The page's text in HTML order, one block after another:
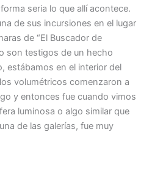
seria lo que allí acontece.
de sus incursiones en el lugar
de “El Buscador de
son testigos de un hecho
estábamos en el interior del
volumétricos comenzaron a
y entonces fue cuando vimos
luminosa o algo similar que
de las galerías, fue muy